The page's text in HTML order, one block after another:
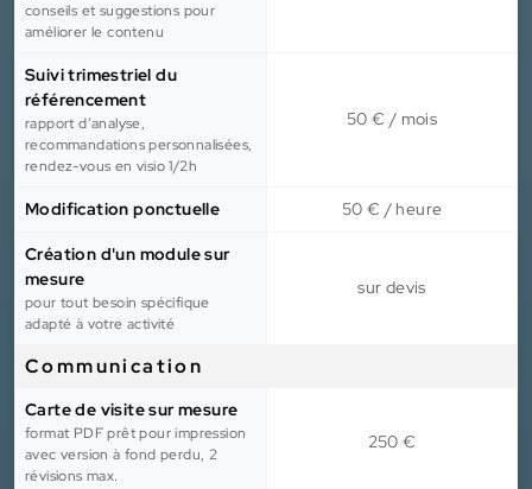
conseils et suggestions pour
améliorer le contenu
Suivi trimestriel du
référencement
rapport d’analyse,
recommandations personnalisées,
rendez-vous en visio 1/2h
50 € / mois
Modification ponctuelle 50 € / heure
Création d'un module sur
mesure
pour tout besoin spécifique
adapté à votre activité
sur devis
Communication
Carte de visite sur mesure
format PDF prêt pour impression
avec version à fond perdu, 2
révisions max.
250 €